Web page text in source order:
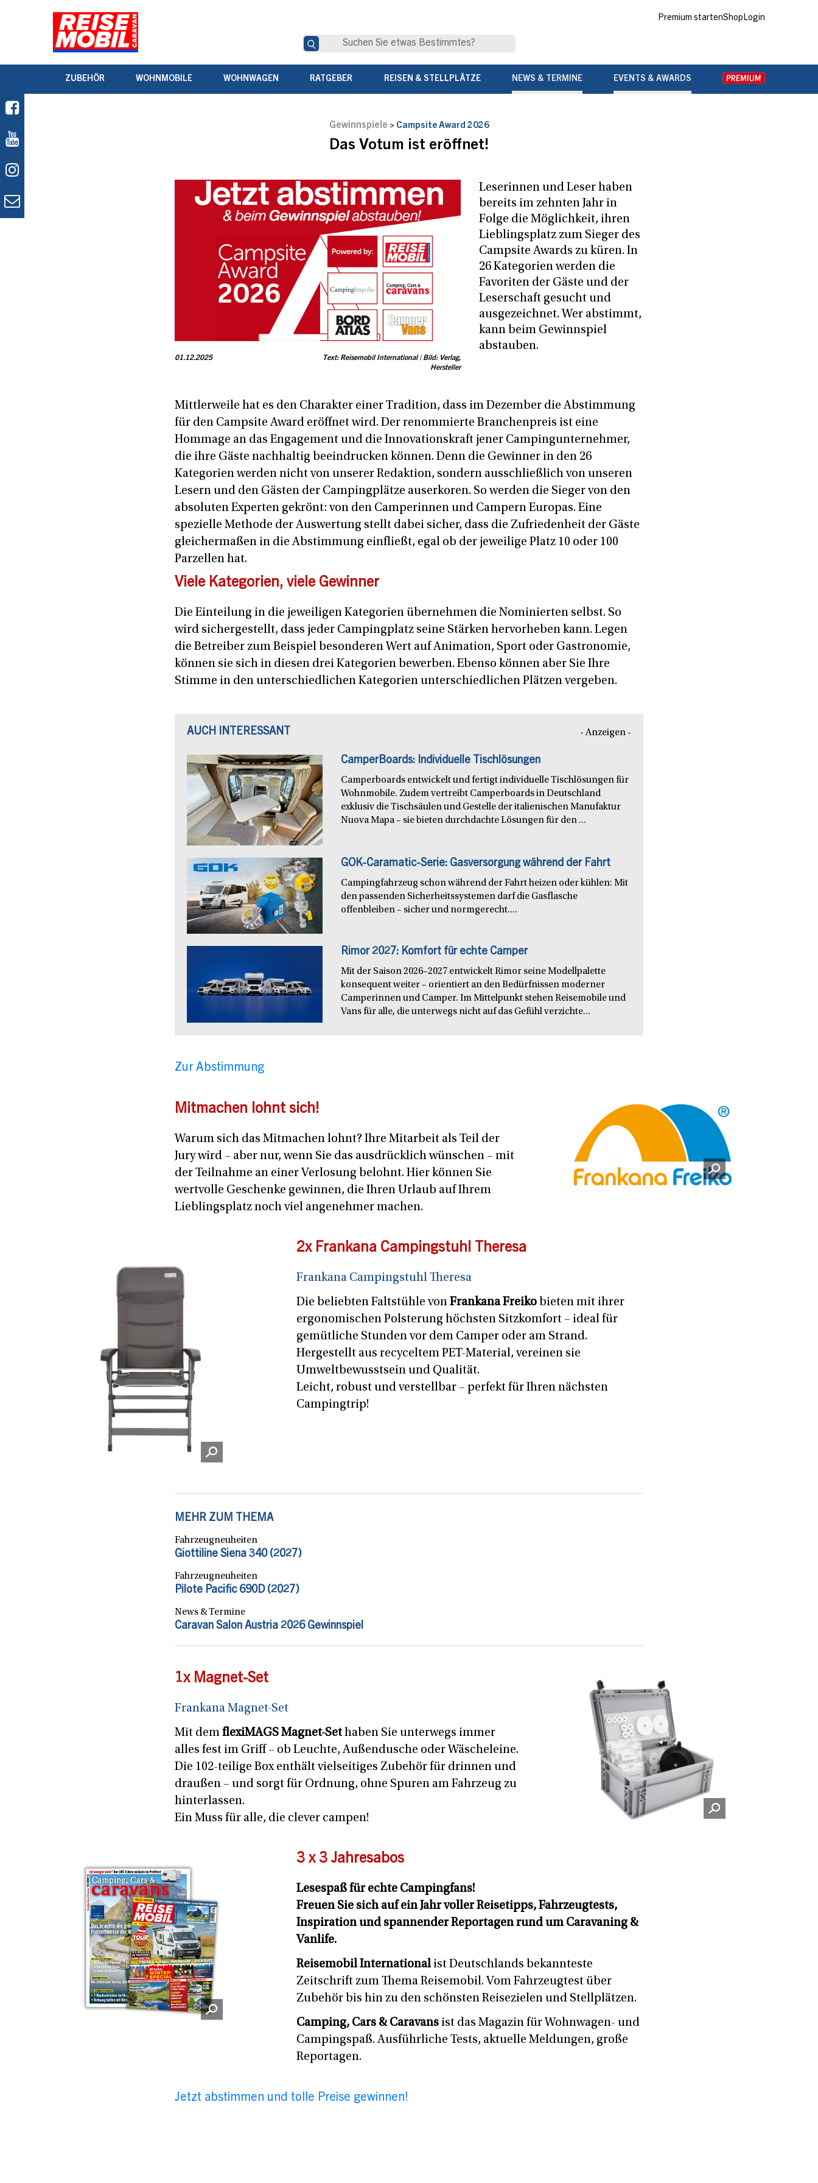
Premium startenShopLogin
ZUBEHÖR WOHNMOBILE WOHNWAGEN RATGEBER REISEN & STELLPLÄTZE NEWS & TERMINE EVENTS & AWARDS
Gewinnspiele > Campsite Award 2026
Das Votum ist eröffnet!
01.12.2025
Text: Reisemobil International | Bild: Verlag,
Hersteller
Leserinnen und Leser haben
bereits im zehnten Jahr in
Folge die Möglichkeit, ihren
Lieblingsplatz zum Sieger des
Campsite Awards zu küren. In
26 Kategorien werden die
Favoriten der Gäste und der
Leserschaft gesucht und
ausgezeichnet. Wer abstimmt,
kann beim Gewinnspiel
abstauben.
Mittlerweile hat es den Charakter einer Tradition, dass im Dezember die Abstimmung
für den Campsite Award eröffnet wird. Der renommierte Branchenpreis ist eine
Hommage an das Engagement und die Innovationskraft jener Campingunternehmer,
die ihre Gäste nachhaltig beeindrucken können. Denn die Gewinner in den 26
Kategorien werden nicht von unserer Redaktion, sondern ausschließlich von unseren
Lesern und den Gästen der Campingplätze auserkoren. So werden die Sieger von den
absoluten Experten gekrönt: von den Camperinnen und Campern Europas. Eine
spezielle Methode der Auswertung stellt dabei sicher, dass die Zufriedenheit der Gäste
gleichermaßen in die Abstimmung einfließt, egal ob der jeweilige Platz 10 oder 100
Parzellen hat.
Viele Kategorien, viele Gewinner
Die Einteilung in die jeweiligen Kategorien übernehmen die Nominierten selbst. So
wird sichergestellt, dass jeder Campingplatz seine Stärken hervorheben kann. Legen
die Betreiber zum Beispiel besonderen Wert auf Animation, Sport oder Gastronomie,
können sie sich in diesen drei Kategorien bewerben. Ebenso können aber Sie Ihre
Stimme in den unterschiedlichen Kategorien unterschiedlichen Plätzen vergeben.
AUCH INTERESSANT - Anzeigen -
CamperBoards: Individuelle Tischlösungen
Camperboards entwickelt und fertigt individuelle Tischlösungen für
Wohnmobile. Zudem vertreibt Camperboards in Deutschland
exklusiv die Tischsäulen und Gestelle der italienischen Manufaktur
Nuova Mapa – sie bieten durchdachte Lösungen für den ...
GOK-Caramatic-Serie: Gasversorgung während der Fahrt
Campingfahrzeug schon während der Fahrt heizen oder kühlen: Mit
den passenden Sicherheitssystemen darf die Gasflasche
offenbleiben – sicher und normgerecht....
Rimor 2027: Komfort für echte Camper
Mit der Saison 2026–2027 entwickelt Rimor seine Modellpalette
konsequent weiter – orientiert an den Bedürfnissen moderner
Camperinnen und Camper. Im Mittelpunkt stehen Reisemobile und
Vans für alle, die unterwegs nicht auf das Gefühl verzichte...
Zur Abstimmung
Mitmachen lohnt sich!
Warum sich das Mitmachen lohnt? Ihre Mitarbeit als Teil der
Jury wird – aber nur, wenn Sie das ausdrücklich wünschen – mit
der Teilnahme an einer Verlosung belohnt. Hier können Sie
wertvolle Geschenke gewinnen, die Ihren Urlaub auf Ihrem
Lieblingsplatz noch viel angenehmer machen.
2x Frankana Campingstuhl Theresa
Frankana Campingstuhl Theresa
Die beliebten Faltstühle von Frankana Freiko bieten mit ihrer
ergonomischen Polsterung höchsten Sitzkomfort – ideal für
gemütliche Stunden vor dem Camper oder am Strand.
Hergestellt aus recyceltem PET-Material, vereinen sie
Umweltbewusstsein und Qualität.
Leicht, robust und verstellbar – perfekt für Ihren nächsten
Campingtrip!
MEHR ZUM THEMA
Fahrzeugneuheiten
Giottiline Siena 340 (2027)
Fahrzeugneuheiten
Pilote Pacific 690D (2027)
News & Termine
Caravan Salon Austria 2026 Gewinnspiel
1x Magnet-Set
Frankana Magnet-Set
Mit dem flexiMAGS Magnet-Sethaben Sie unterwegs immer
alles fest im Griff – ob Leuchte, Außendusche oder Wäscheleine.
Die 102-teilige Box enthält vielseitiges Zubehör für drinnen und
draußen – und sorgt für Ordnung, ohne Spuren am Fahrzeug zu
hinterlassen.
Ein Muss für alle, die clever campen!
3 x 3 Jahresabos
Lesespaß für echte Campingfans!
Freuen Sie sich auf ein Jahr voller Reisetipps, Fahrzeugtests,
Inspiration und spannender Reportagen rund um Caravaning &
Vanlife.
Reisemobil Internationalist Deutschlands bekannteste
Zeitschrift zum Thema Reisemobil. Vom Fahrzeugtest über
Zubehör bis hin zu den schönsten Reisezielen und Stellplätzen.
Camping, Cars & Caravans ist das Magazin für Wohnwagen- und
Campingspaß. Ausführliche Tests, aktuelle Meldungen, große
Reportagen.
Jetzt abstimmen und tolle Preise gewinnen!